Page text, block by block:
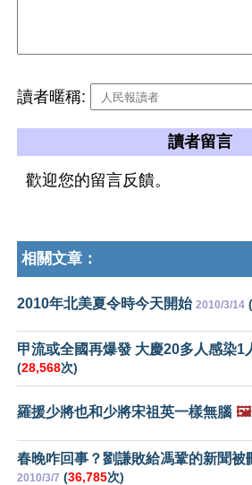
讀者暱稱:
讀者留言
歡迎您的留言反饋。
相關文章：
2010年北美夏令時今天開始 2010/3/14 (
甲流或全國再爆發 大慶20多人感染1
(28,568次)
羅援少將也和少將宋祖英一樣無腦 🖼️
春晚咋回事？劉謙敗給馮鞏的新聞被
2010/3/7 (36,785次)